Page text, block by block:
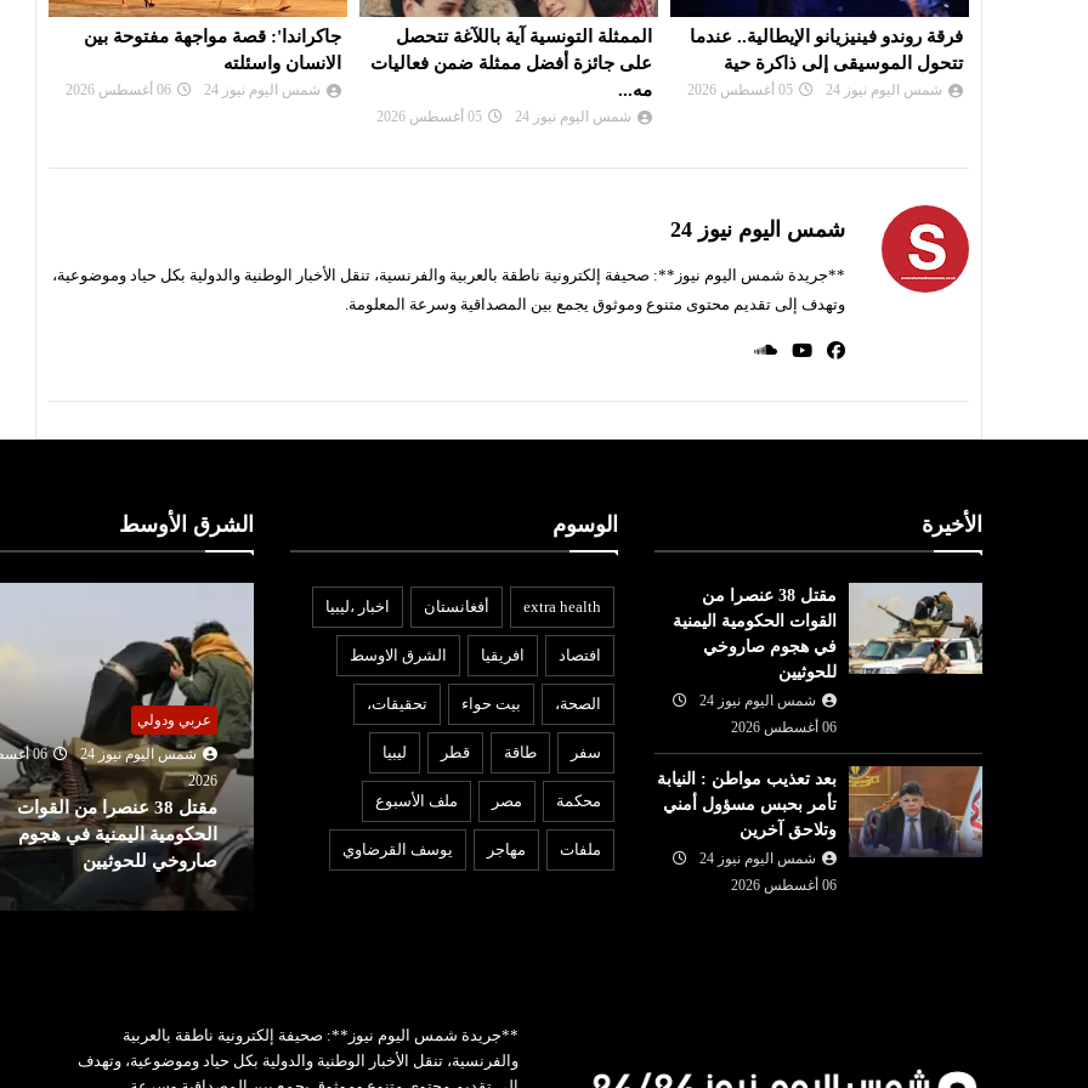
الممثلة التونسية آية باللآغة تتحصل
على جائزة أفضل ممثلة ضمن فعاليات
مه...
جاكراندا': قصة مواجهة مفتوحة بين
الانسان واسئلته
شمس اليوم نيوز 24
فرقة روندو فينيزيانو الإيطالية.. عندما
تتحول الموسيقى إلى ذاكرة حية
شمس اليوم نيوز 24 05 أغسطس 2026
شمس اليوم نيوز 24
**جريدة شمس اليوم نيوز**: صحيفة إلكترونية ناطقة بالعربية والفرنسية، تنقل الأخبار الوطنية والدولية بكل حياد وموضوعية،
وتهدف إلى تقديم محتوى متنوع وموثوق يجمع بين المصداقية وسرعة المعلومة.
الأخيرة
مقتل 38 عنصرا من
القوات الحكومية اليمنية
في هجوم صاروخي
للحوثيين
شمس اليوم نيوز 24
06 أغسطس 2026
بعد تعذيب مواطن : النيابة
تأمر بحبس مسؤول أمني
وتلاحق آخرين
شمس اليوم نيوز 24
06 أغسطس 2026
الوسوم
extra health أفغانستان اخبار ،ليبيا
افتصاد افريقيا الشرق الاوسط
الصحة، بيت حواء تحقيقات،
سفر طاقة قطر ليبيا
محكمة مصر ملف الأسبوع
ملفات مهاجر يوسف القرضاوي
الشرق الأوسط
06 أغسطس
عربي ودولي
شمس اليوم نيوز 24
06 أغسطس
2026
دعوة المؤسسات التونسية
للمشاركة في الصالون الدولي
للبناء ببنغازي من 21 ال...
عربي ودولي
شمس اليوم نيوز 24
2026
مقتل 38 عنصرا من القوات
الحكومية اليمنية في هجوم
صاروخي للحوثيين
أخبار ليبيا
شمس اليوم نيوز 24
06
2026
بعد تعذيب مواطن : النيابة
بحبس مسؤول أمني وتلاحق
**جريدة شمس اليوم نيوز**: صحيفة إلكترونية ناطقة بالعربية
والفرنسية، تنقل الأخبار الوطنية والدولية بكل حياد وموضوعية، وتهدف